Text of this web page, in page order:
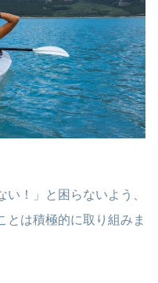
！」と困らないよう、
とは積極的に取り組みま